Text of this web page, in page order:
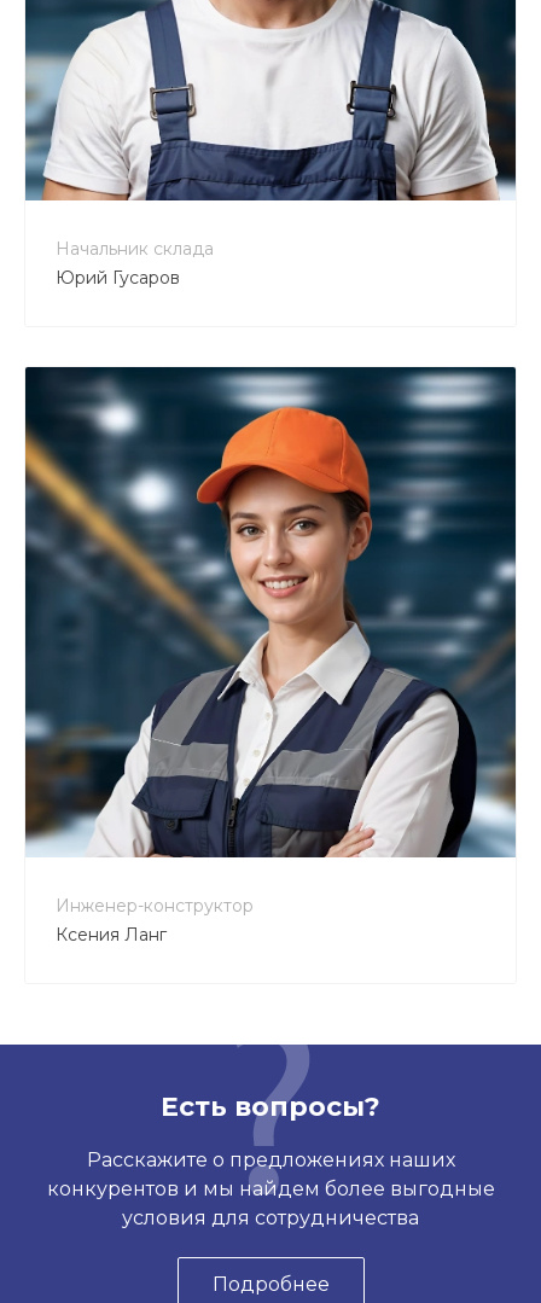
Начальник склада
Юрий Гусаров
+7 800 900-80-90
no-reply@intecweb.ru
Инженер-конструктор
Ксения Ланг
+7 800 900-80-90
no-reply@intecweb.ru
Есть вопросы?
Расскажите о предложениях наших
конкурентов и мы найдем более выгодные
условия для сотрудничества
Подробнее